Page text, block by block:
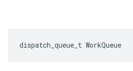
dispatch_queue_t WorkQueue